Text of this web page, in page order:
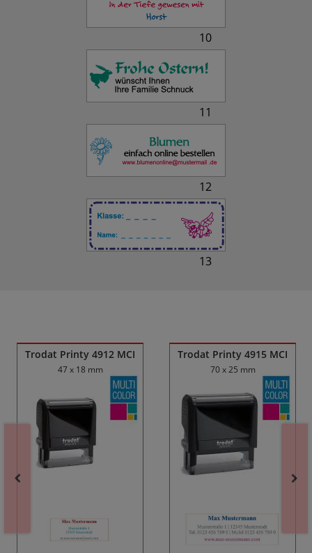
10
11
12
13
Trodat Printy 4912 MCI
47 x 18 mm
Trodat Printy 4915 MCI
70 x 25 mm